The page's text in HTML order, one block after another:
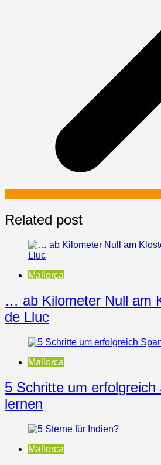
Related post
Mallorca
… ab Kilometer Null am
de Lluc
Mallorca
5 Schritte um erfolgreich
lernen
Mallorca